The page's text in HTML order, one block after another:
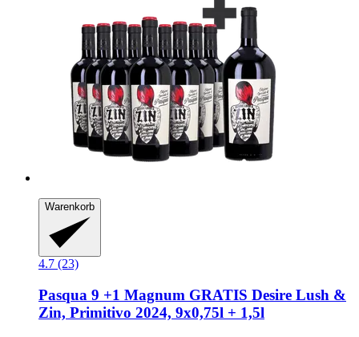
Warenkorb
4.7 (23)
Pasqua 9 +1 Magnum GRATIS Desire Lush &
Zin, Primitivo 2024, 9x0,75l + 1,5l